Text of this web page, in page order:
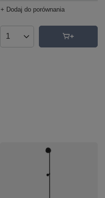
+ Dodaj do porównania
Ilość produktów